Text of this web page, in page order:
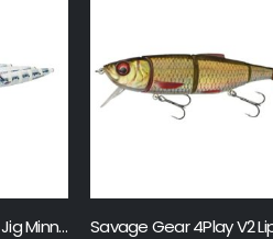
Savage Gear 3D Slim Jig Minnow 40 gr Savage Gear 4Play V2